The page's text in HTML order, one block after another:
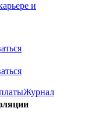
и
Журнал